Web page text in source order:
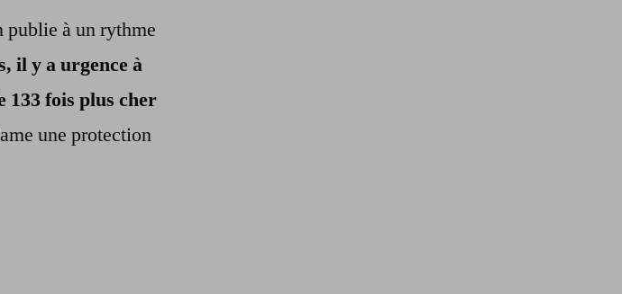
publie à un rythme
il y a urgence à
133 fois plus cher
une protection